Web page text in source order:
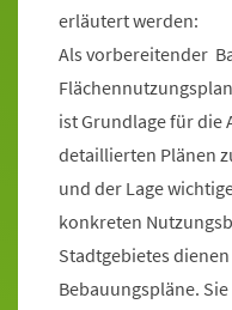
erläutert werden:
Als vorbereitender
ist Grundlage für die
detaillierten Plänen
und der Lage
konkreten
Stadtgebietes
Bebauungspläne.